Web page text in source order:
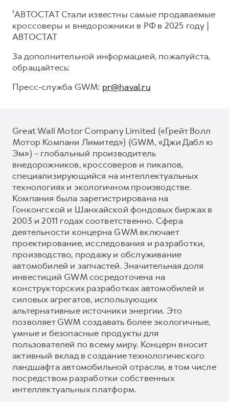
¹АВТОСТАТ Стали известны самые продаваемые
кроссоверы и внедорожники в РФ в 2025 году |
АВТОСТАТ
За дополнительной информацией, пожалуйста,
обращайтесь:
Пресс-служба GWM: pr@haval.ru
Great Wall Motor Company Limited («Грейт Волл
Мотор Компани Лимитед») (GWM, «Джи Дабл ю
Эм») – глобальный производитель
внедорожников, кроссоверов и пикапов,
специализирующийся на интеллектуальных
технологиях и экологичном производстве.
Компания была зарегистрирована на
Гонконгской и Шанхайской фондовых биржах в
2003 и 2011 годах соответственно. Сфера
деятельности концерна GWM включает
проектирование, исследования и разработки,
производство, продажу и обслуживание
автомобилей и запчастей. Значительная доля
инвестиций GWM сосредоточена на
конструкторских разработках автомобилей и
силовых агрегатов, использующих
альтернативные источники энергии. Это
позволяет GWM создавать более экологичные,
умные и безопасные продукты для
пользователей по всему миру. Концерн вносит
активный вклад в создание технологического
ландшафта автомобильной отрасли, в том числе
посредством разработки собственных
интеллектуальных платформ.